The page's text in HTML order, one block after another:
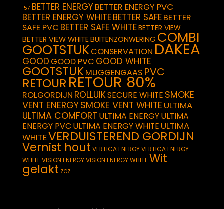
157 BETTER ENERGYBETTER ENERGY PVC
BETTER ENERGY WHITEBETTER SAFEBETTER
SAFE PVC BETTER SAFE WHITEBETTER VIEW
BETTER VIEW WHITEBUITENZONWERING COMBI
GOOTSTUKCONSERVATION DAKEA
GOOD GOOD PVC GOOD WHITE
GOOTSTUKMUGGENGAAS PVC
RETOUR RETOUR 80%
ROLGORDIJN ROLLUIKSECURE WHITE SMOKE
VENT ENERGYSMOKE VENT WHITE ULTIMA
ULTIMA COMFORT ULTIMA ENERGYULTIMA
ENERGY PVC ULTIMA ENERGY WHITE ULTIMA
WHITEVERDUISTEREND GORDIJN
Vernist hout VERTICA ENERGYVERTICA ENERGY
WHITEVISION ENERGYVISION ENERGY WHITEWit
gelakt ZOZ